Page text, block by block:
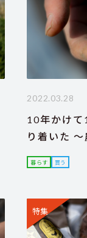
2022.03.28
10年かけて
り着いた
暮らす 買う
特集